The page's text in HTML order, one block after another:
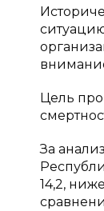
Цель
За
14,2,